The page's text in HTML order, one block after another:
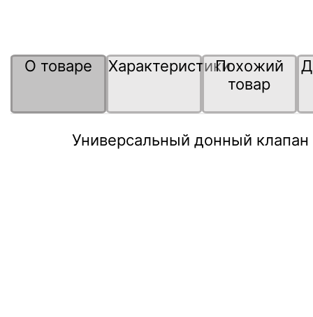
О товаре ХарактеристикиПохожий
товар
Универсальный донный клапан